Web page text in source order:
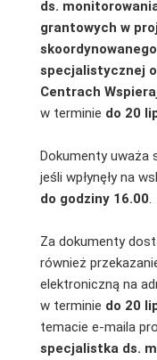
ds.
grantowych w
specjalistycznej
Centrach
w terminie do 20
Dokumenty uważa
jeśli wpłynęły na
do godziny 16.00.
Za dokumenty
również
elektroniczną na
w terminie do 20
temacie e-maila
specjalistka ds.